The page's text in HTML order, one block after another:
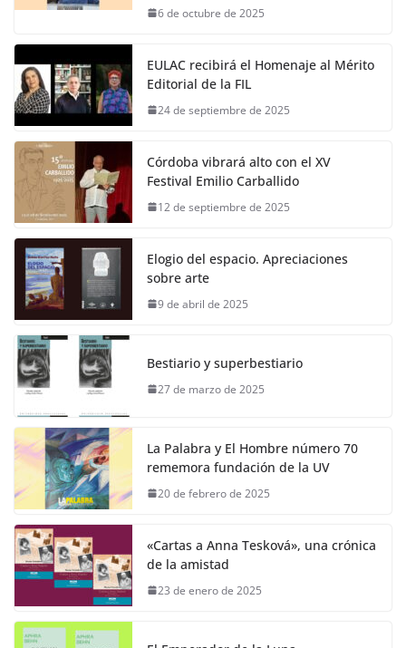
6 de octubre de 2025
EULAC recibirá el Homenaje al Mérito
Editorial de la FIL
24 de septiembre de 2025
Córdoba vibrará alto con el XV
Festival Emilio Carballido
12 de septiembre de 2025
Elogio del espacio. Apreciaciones
sobre arte
9 de abril de 2025
Bestiario y superbestiario
27 de marzo de 2025
La Palabra y El Hombre número 70
rememora fundación de la UV
20 de febrero de 2025
«Cartas a Anna Tesková», una crónica
de la amistad
23 de enero de 2025